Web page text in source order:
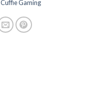
Cuffie Gaming